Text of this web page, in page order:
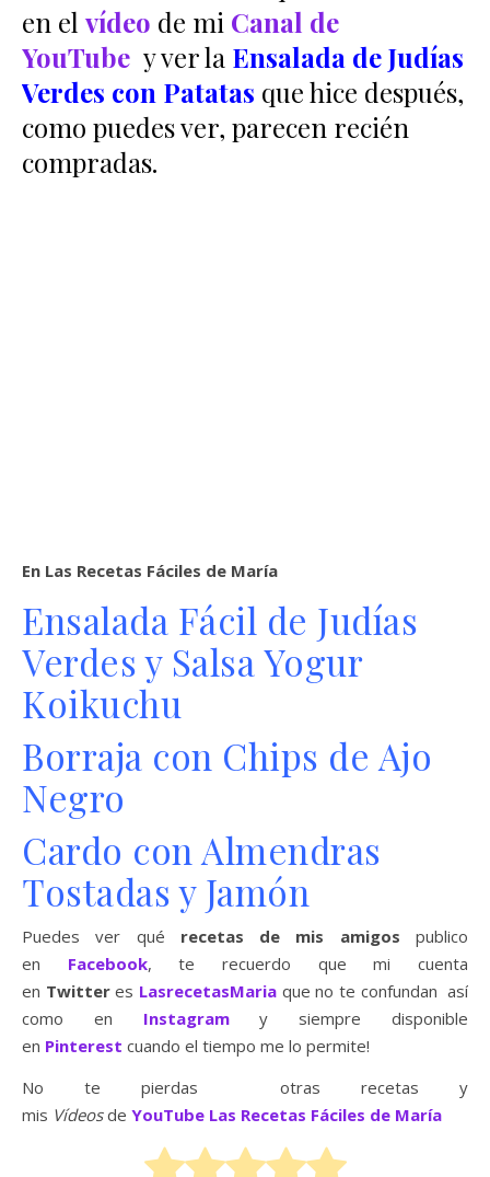
en el vídeo de mi Canal de
YouTube y ver la Ensalada de Judías
Verdes con Patatas que hice después,
como puedes ver, parecen recién
compradas.
En Las Recetas Fáciles de María
Ensalada Fácil de Judías
Verdes y Salsa Yogur
Koikuchu
Borraja con Chips de Ajo
Negro
Cardo con Almendras
Tostadas y Jamón
Puedes ver qué recetas de mis amigos publico
en Facebook, te recuerdo que mi cuenta
en Twitteres LasrecetasMaria que no te confundan así
como en Instagram
y siempre disponible
en Pinterest cuando el tiempo me lo permite!
No te pierdas otras recetas y
mis Vídeosde YouTube Las Recetas Fáciles de María